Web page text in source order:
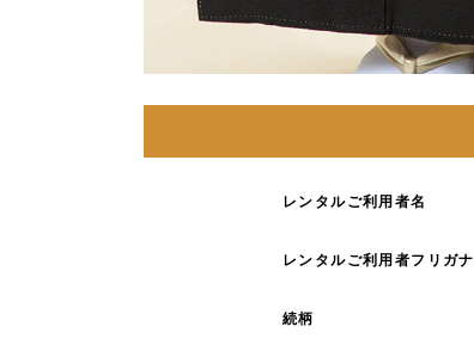
レンタルご利用者名
レンタルご利用者フリガナ
続柄